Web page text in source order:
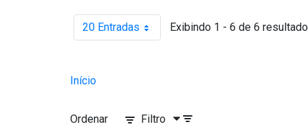
20 EntradasPor página Exibindo 1 - 6 de 6
Início
Ordenar Filtro